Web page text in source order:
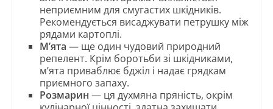
неприємним для смугастих шкідників.
Рекомендується висаджувати петрушку між
рядами картоплі.
М’ята — ще один чудовий природний
репелент. Крім боротьби зі шкідниками,
м’ята приваблює бджіл і надає грядкам
приємного запаху.
Розмарин — ця духмяна пряність, окрім